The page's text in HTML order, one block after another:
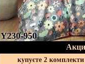
Y230-950
купуєте 2